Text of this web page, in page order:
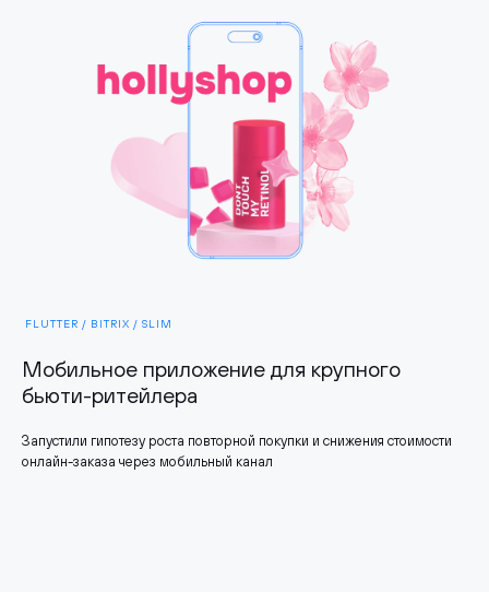
FLUTTER / BITRIX / SLIM
Мобильное приложение для крупного
бьюти-ритейлера
Запустили гипотезу роста повторной покупки и снижения стоимости
онлайн-заказа через мобильный канал